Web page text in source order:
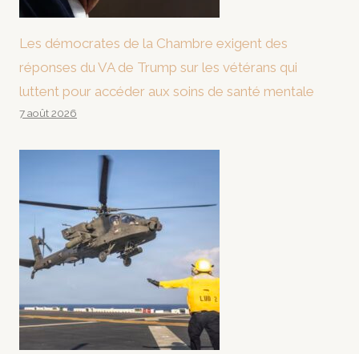
Les démocrates de la Chambre exigent des
réponses du VA de Trump sur les vétérans qui
luttent pour accéder aux soins de santé mentale
7 août 2026